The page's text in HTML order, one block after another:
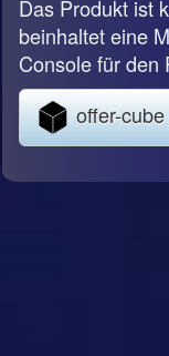
Das Produkt ist
beinhaltet eine
Console für den
offer-